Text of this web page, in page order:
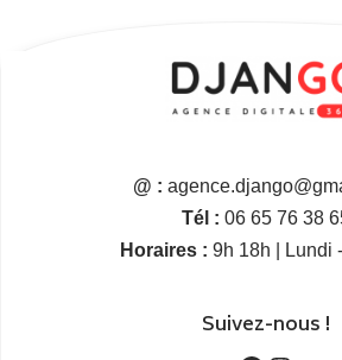
@ :
Tél : 06 65 76 38
Horaires : 9h 18h | Lundi
Suivez-nous !